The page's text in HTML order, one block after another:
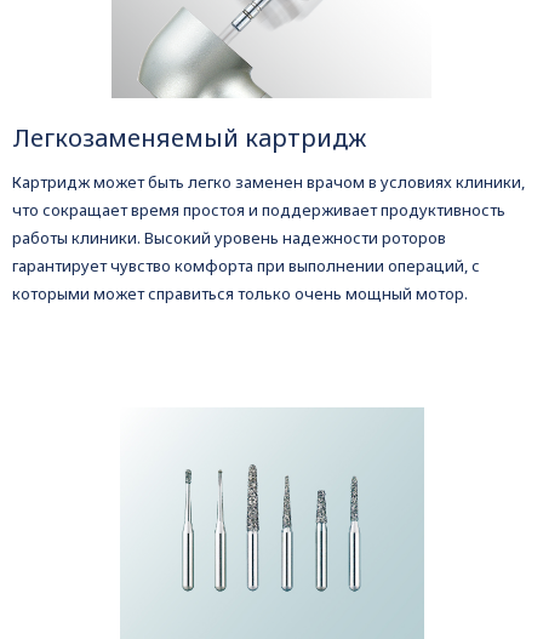
Легкозаменяемый картридж
Картридж может быть легко заменен врачом в условиях клиники,
что сокращает время простоя и поддерживает продуктивность
работы клиники. Высокий уровень надежности роторов
гарантирует чувство комфорта при выполнении операций, с
которыми может справиться только очень мощный мотор.